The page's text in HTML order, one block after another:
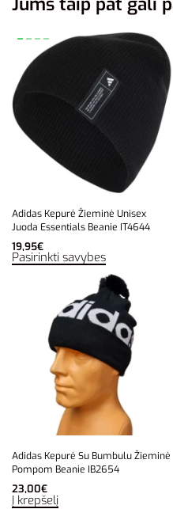
Adidas Kepurė Žieminė Unisex
Juoda Essentials Beanie IT4644
19,95€
Pasirinkti savybes
Adidas Kepurė Su Bumbulu Žieminė
Pompom Beanie IB2654
23,00€
Į krepšelį